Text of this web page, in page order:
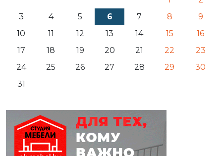
3
4 5 6 7 8
9
10
11 12 13 14 15
16
17
18 19 20 21 22
23
24
25 26 27 28 29
30
31